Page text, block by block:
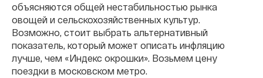
объясняются общей нестабильностью рынка
овощей и сельскохозяйственных культур.
Возможно, стоит выбрать альтернативный
показатель, который может описать инфляцию
лучше, чем «Индекс окрошки». Возьмем цену
поездки в московском метро.